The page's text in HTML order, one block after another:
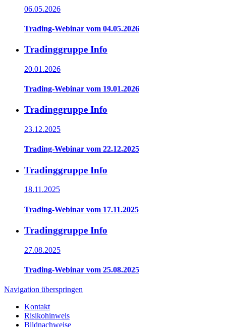
06.05.2026
Trading-Webinar vom 04.05.2026
Tradinggruppe Info
20.01.2026
Trading-Webinar vom 19.01.2026
Tradinggruppe Info
23.12.2025
Trading-Webinar vom 22.12.2025
Tradinggruppe Info
18.11.2025
Trading-Webinar vom 17.11.2025
Tradinggruppe Info
27.08.2025
Trading-Webinar vom 25.08.2025
Navigation überspringen
Kontakt
Risikohinweis
Bildnachweise